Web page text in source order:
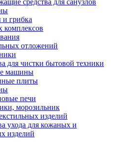
средства для санузлов
и грибка
комплексов
отложений
для чистки бытовой техники
машины
плиты
печи
морозильник
изделий
ухода для кожаных и
изделий